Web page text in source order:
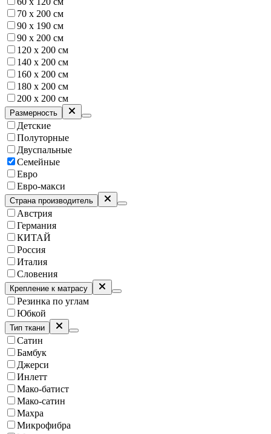
70 x 200 см
90 х 190 см
90 х 200 см
120 х 200 см
140 х 200 см
160 х 200 см
180 х 200 см
200 х 200 см
Размерность
Детские
Полуторные
Двуспальные
Семейные
Евро
Евро-макси
Страна производитель
Австрия
Германия
КИТАЙ
Россия
Италия
Словения
Крепление к матрасу
Резинка по углам
Юбкой
Тип ткани
Сатин
Бамбук
Джерси
Инлетт
Мако-батист
Мако-сатин
Махра
Микрофибра